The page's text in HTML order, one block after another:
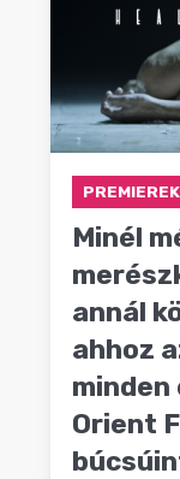
PREMIEREK
Minél
annál
ahhoz
minden
Orient